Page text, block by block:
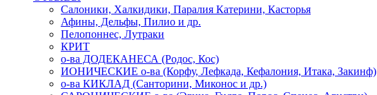
Салоники, Халкидики, Паралия Катерини, Касторья
Афины, Дельфы, Пилио и др.
Пелопоннес, Лутраки
КРИТ
о-ва ДОДЕКАНЕСА (Родос, Кос)
ИОНИЧЕСКИЕ о-ва (Корфу, Лефкада, Кефалония, Итака, Закинф)
о-ва КИКЛАД (Санторини, Миконос и др.)